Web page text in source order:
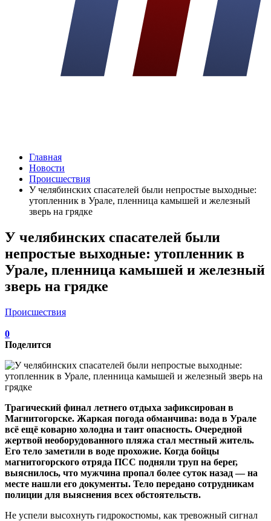
Главная
Новости
Происшествия
У челябинских спасателей были непростые выходные:
утопленник в Урале, пленница камышей и железный
зверь на грядке
У челябинских спасателей были
непростые выходные: утопленник в
Урале, пленница камышей и железный
зверь на грядке
Происшествия
0
Поделится
Трагический финал летнего отдыха зафиксирован в
Магнитогорске. Жаркая погода обманчива: вода в Урале
всё ещё коварно холодна и таит опасность. Очередной
жертвой необорудованного пляжа стал местный житель.
Его тело заметили в воде прохожие. Когда бойцы
магнитогорского отряда ПСС подняли труп на берег,
выяснилось, что мужчина пропал более суток назад — на
месте нашли его документы. Тело передано сотрудникам
полиции для выяснения всех обстоятельств.
Не успели высохнуть гидрокостюмы, как тревожный сигнал